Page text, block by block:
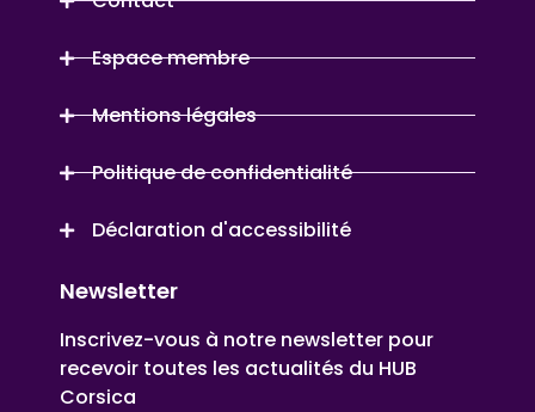
Espace membre
Mentions légales
Politique de confidentialité
Déclaration d'accessibilité
Newsletter
Inscrivez-vous à notre newsletter pour
recevoir toutes les actualités du HUB
Corsica